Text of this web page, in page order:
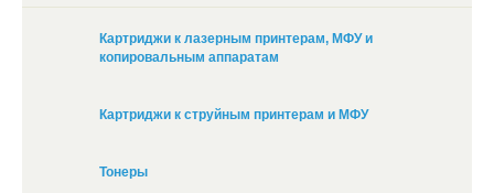
Картриджи к лазерным принтерам, МФУ и
копировальным аппаратам
Картриджи к струйным принтерам и МФУ
Тонеры